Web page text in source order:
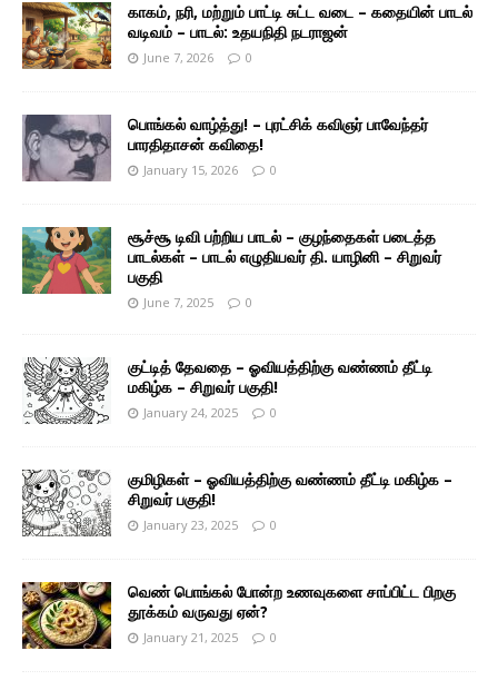
காகம், நரி, மற்றும் பாட்டி சுட்ட வடை – கதையின் பாடல்
வடிவம் – பாடல்: உதயநிதி நடராஜன்
June 7, 2026 0
பொங்கல் வாழ்த்து! – புரட்சிக் கவிஞர் பாவேந்தர்
பாரதிதாசன் கவிதை!
January 15, 2026 0
சூச்சூ டிவி பற்றிய பாடல் – குழந்தைகள் படைத்த
பாடல்கள் – பாடல் எழுதியவர் தி. யாழினி – சிறுவர்
பகுதி
June 7, 2025 0
குட்டித் தேவதை – ஓவியத்திற்கு வண்ணம் தீட்டி
மகிழ்க – சிறுவர் பகுதி!
January 24, 2025 0
குமிழிகள் – ஓவியத்திற்கு வண்ணம் தீட்டி மகிழ்க –
சிறுவர் பகுதி!
January 23, 2025 0
வெண் பொங்கல் போன்ற உணவுகளை சாப்பிட்ட பிறகு
தூக்கம் வருவது ஏன்?
January 21, 2025 0